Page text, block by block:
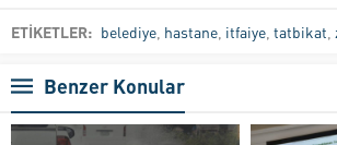
ETİKETLER: belediye hastane itfaiye tatbikat
Benzer Konular